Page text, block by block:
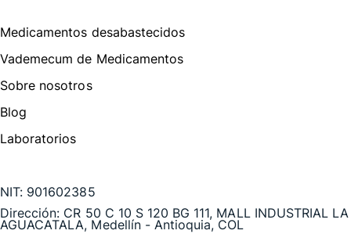
Medicamentos desabastecidos
Vademecum de Medicamentos
Sobre nosotros
Blog
Laboratorios
NIT: 901602385
Dirección: CR 50 C 10 S 120 BG 111, MALL INDUSTRIAL LA
AGUACATALA, Medellín - Antioquia, COL